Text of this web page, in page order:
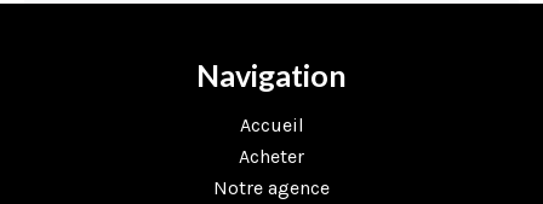
Navigation
Accueil
Acheter
Notre agence